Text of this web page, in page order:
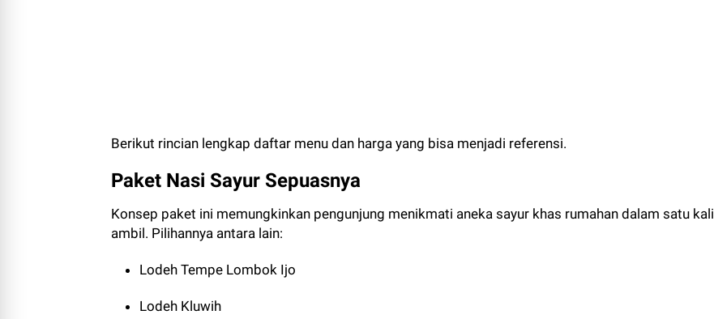
Berikut rincian lengkap daftar menu dan harga yang bisa menjadi referensi.
Paket Nasi Sayur Sepuasnya
Konsep paket ini memungkinkan pengunjung menikmati aneka sayur khas rumahan dalam satu kali
ambil. Pilihannya antara lain:
Lodeh Tempe Lombok Ijo
Lodeh Kluwih